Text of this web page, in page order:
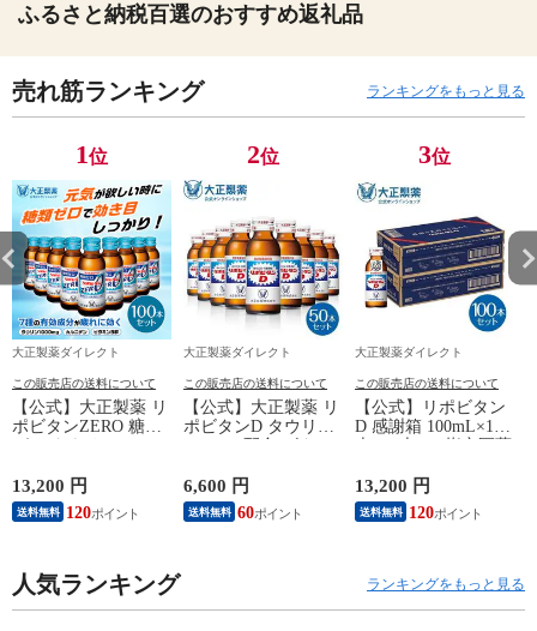
ふるさと納税百選のおすすめ返礼品
売れ筋ランキング ランキングをもっと見る
1位
大正製薬ダイレクト
この販売店の送料について
【公式】大正製薬 リ
ポビタンZERO 糖類
100mL 100本 栄養ド
リンク 栄養剤 リポ
ビタン 低カロリー
13,200 円
送料無料 120
2位
大正製薬ダイレクト
この販売店の送料について
【公式】大正製薬 リ
ポビタンD タウリン
ン 100ml 50本 指定医
薬部外品 栄養ドリン
ク 栄養剤 リポビタ
6,600 円
送料無料 60
3位
大正製薬ダイレクト
この販売店の送料について
【公式】リポビタン
D 感謝箱 100mL×100
養ドリンク 栄養剤
ありがとう リポビタ
ン
13,200 円
送料無料 120
人気ランキング ランキングをもっと見る